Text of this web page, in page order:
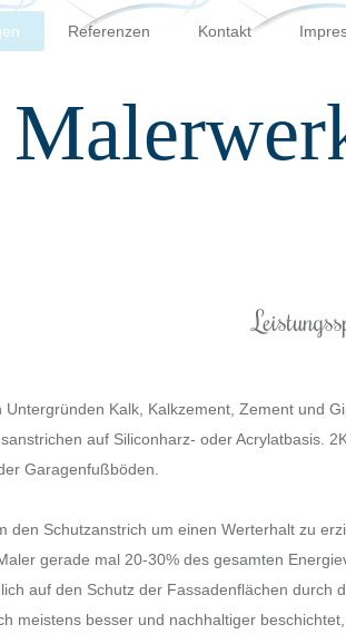
Referenzen Kontakt
Kalk, Kalkzement, Zement und
auf Siliconharz- oder Acrylatbasis.
Garagenfußböden.
den Schutzanstrich um einen Werterhalt zu
gerade mal 20-30% des gesamten
auf den Schutz der Fassadenflächen
meistens besser und nachhaltiger